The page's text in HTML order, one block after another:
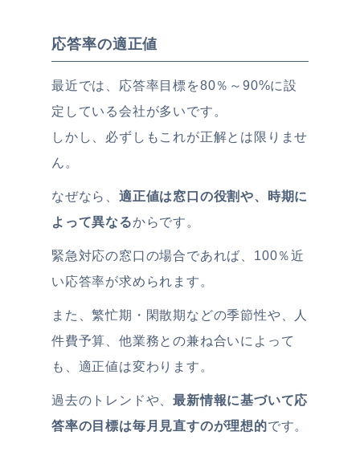
応答率の適正値
最近では、応答率目標を80％～90%に設
定している会社が多いです。
しかし、必ずしもこれが正解とは限りませ
ん。
なぜなら、 適正値は窓口の役割や、時期に
よって異なるからです。
緊急対応の窓口の場合であれば、100％近
い応答率が求められます。
また、繁忙期・閑散期などの季節性や、人
件費予算、他業務との兼ね合いによって
も、適正値は変わります。
過去のトレンドや、最新情報に基づいて応
答率の目標は毎月見直すのが理想的です。